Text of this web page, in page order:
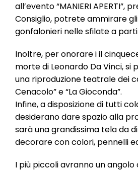
all’evento “MANIERI APERTI”,
Consiglio, potrete ammirare
gonfalonieri nelle sfilate a
Inoltre, per onorare i il
morte di Leonardo Da Vinci,
una riproduzione teatrale dei
Cenacolo” e “La Gioconda”.
Infine, a disposizione di tutti
desiderano dare spazio alla
sarà una grandissima tela da
decorare con colori, pennelli
I più piccoli avranno un